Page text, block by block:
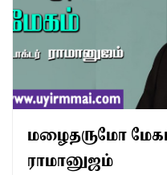
மழைதருமோ
ராமானுஜம்